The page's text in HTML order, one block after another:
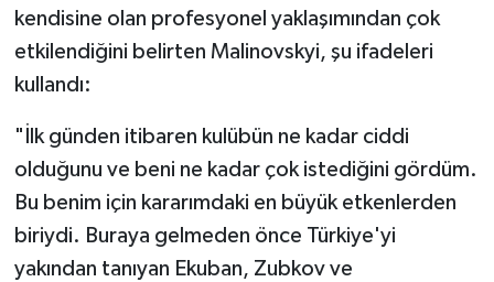
kendisine olan profesyonel yaklaşımından çok
etkilendiğini belirten Malinovskyi, şu ifadeleri
kullandı:
"İlk günden itibaren kulübün ne kadar ciddi
olduğunu ve beni ne kadar çok istediğini gördüm.
Bu benim için kararımdaki en büyük etkenlerden
biriydi. Buraya gelmeden önce Türkiye'yi
yakından tanıyan Ekuban, Zubkov ve
SÜRMANŞET
Susurluk
TARİHTE BUGÜN
TEKNOLOJİ
Trend